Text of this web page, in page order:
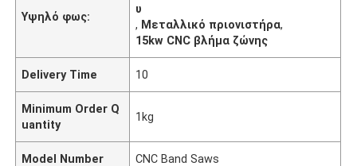
Υψηλό φως:
υ
, Μεταλλικό πριονιστήρα,
15kw CNC βλήμα ζώνης
Delivery Time 10
Minimum Order Q
uantity
1kg
Model Number CNC Band Saws